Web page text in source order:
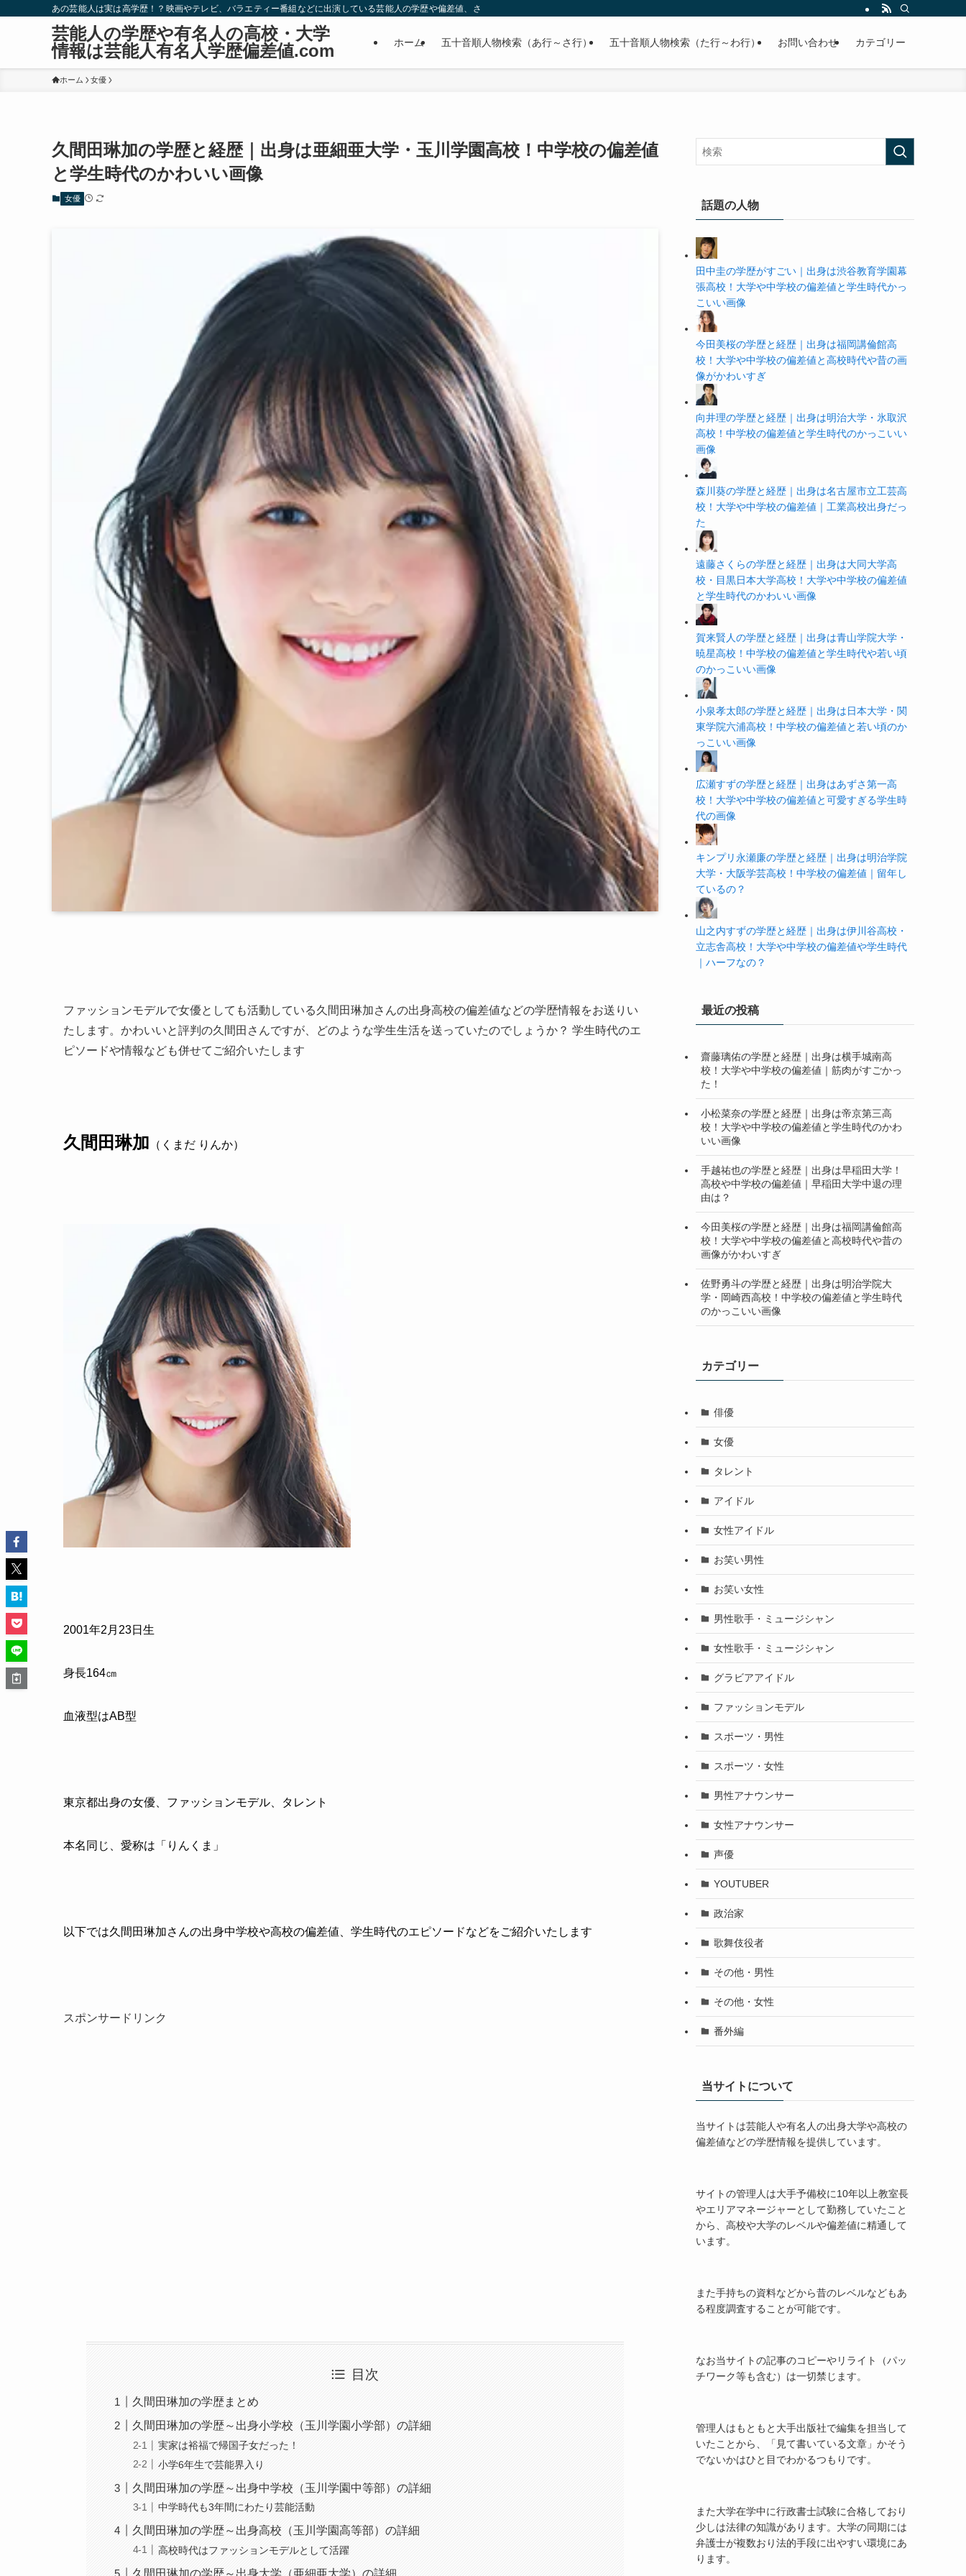
あの芸能人は実は高学歴！？映画やテレビ、バラエティー番組などに出演している芸能人の学歴や偏差値、さらに政治家やスポーツ選手などの有名人の学歴や高校・大学の偏差値まで紹介していきます。
芸能人の学歴や有名人の高校・大学
情報は芸能人有名人学歴偏差値.com
ホーム 五十音順人物検索（あ行～さ行） 五十音順人物検索（た行～わ行） お問い合わせ カテゴリー
ホーム 女優
久間田琳加の学歴と経歴｜出身は亜細亜大学・玉川学園高校！中学校の偏差値
と学生時代のかわいい画像
女優
ファッションモデルで女優としても活動している久間田琳加さんの出身高校の偏差値などの学歴情報をお送りい
たします。かわいいと評判の久間田さんですが、どのような学生生活を送っていたのでしょうか？ 学生時代のエ
ピソードや情報なども併せてご紹介いたします
久間田琳加 （くまだ りんか）
2001年2 月 23日生
身長164㎝
血液型はAB型
東京都出身の女優、ファッションモデル、タレント
本名同じ、愛称は「りんくま」
以下では久間田琳加さんの出身中学校や高校の偏差値、学生時代のエピソードなどをご紹介いたします
スポンサードリンク
目次
久間田琳加の学歴まとめ
久間田琳加の学歴～出身小学校（玉川学園小学部）の詳細
実家は裕福で帰国子女だった！
小学6年生で芸能界入り
久間田琳加の学歴～出身中学校（玉川学園中等部）の詳細
中学時代も3年間にわたり芸能活動
久間田琳加の学歴～出身高校（玉川学園高等部）の詳細
高校時代はファッションモデルとして活躍
久間田琳加の学歴～出身大学（亜細亜大学）の詳細
話題の人物
田中圭の学歴がすごい｜出身は渋谷教育学園幕
張高校！大学や中学校の偏差値と学生時代かっ
こいい画像
今田美桜の学歴と経歴｜出身は福岡講倫館高
校！大学や中学校の偏差値と高校時代や昔の画
像がかわいすぎ
向井理の学歴と経歴｜出身は明治大学・氷取沢
高校！中学校の偏差値と学生時代のかっこいい
画像
森川葵の学歴と経歴｜出身は名古屋市立工芸高
校！大学や中学校の偏差値｜工業高校出身だっ
た
遠藤さくらの学歴と経歴｜出身は大同大学高
校・目黒日本大学高校！大学や中学校の偏差値
と学生時代のかわいい画像
賀来賢人の学歴と経歴｜出身は青山学院大学・
暁星高校！中学校の偏差値と学生時代や若い頃
のかっこいい画像
小泉孝太郎の学歴と経歴｜出身は日本大学・関
東学院六浦高校！中学校の偏差値と若い頃のか
っこいい画像
広瀬すずの学歴と経歴｜出身はあずさ第一高
校！大学や中学校の偏差値と可愛すぎる学生時
代の画像
キンプリ永瀬廉の学歴と経歴｜出身は明治学院
大学・大阪学芸高校！中学校の偏差値｜留年し
ているの？
山之内すずの学歴と経歴｜出身は伊川谷高校・
立志舎高校！大学や中学校の偏差値や学生時代
｜ハーフなの？
最近の投稿
齋藤璃佑の学歴と経歴｜出身は横手城南高
校！大学や中学校の偏差値｜筋肉がすごかっ
た！
小松菜奈の学歴と経歴｜出身は帝京第三高
校！大学や中学校の偏差値と学生時代のかわ
いい画像
手越祐也の学歴と経歴｜出身は早稲田大学！
高校や中学校の偏差値｜早稲田大学中退の理
由は？
今田美桜の学歴と経歴｜出身は福岡講倫館高
校！大学や中学校の偏差値と高校時代や昔の
画像がかわいすぎ
佐野勇斗の学歴と経歴｜出身は明治学院大
学・岡崎西高校！中学校の偏差値と学生時代
のかっこいい画像
カテゴリー
俳優
女優
タレント
アイドル
女性アイドル
お笑い男性
お笑い女性
男性歌手・ミュージシャン
女性歌手・ミュージシャン
グラビアアイドル
ファッションモデル
スポーツ・男性
スポーツ・女性
男性アナウンサー
女性アナウンサー
声優
YOUTUBER
政治家
歌舞伎役者
その他・男性
その他・女性
番外編
当サイトについて
当サイトは芸能人や有名人の出身大学や高校の
偏差値などの学歴情報を提供しています。
サイトの管理人は大手予備校に10年以上教室長
やエリアマネージャーとして勤務していたこと
から、高校や大学のレベルや偏差値に精通して
います。
また手持ちの資料などから昔のレベルなどもあ
る程度調査することが可能です。
なお当サイトの記事のコピーやリライト（パッ
チワーク等も含む）は一切禁じます。
管理人はもともと大手出版社で編集を担当して
いたことから、「見て書いている文章」かそう
でないかはひと目でわかるつもりです。
また大学在学中に行政書士試験に合格しており
少しは法律の知識があります。大学の同期には
弁護士が複数おり法的手段に出やすい環境にあ
ります。